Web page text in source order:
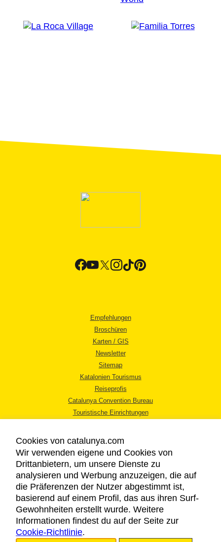
Empfehlungen
Broschüren
Karten / GIS
Newsletter
Sitemap
Katalonien Tourismus
Reiseprofis
Catalunya Convention Bureau
Touristische Einrichtungen
RECHTLICHER HINWEIS
DATENSCHUTZICHTLINIE
COOKIES
BARRIEREFREIHEIT
Cookies von catalunya.com
Wir verwenden eigene und Cookies von
Drittanbietern, um unsere Dienste zu
analysieren und Werbung anzuzeigen, die auf
die Präferenzen der Nutzer abgestimmt ist,
basierend auf einem Profil, das aus ihren Surf-
Gewohnheiten erstellt wurde. Weitere
Informationen findest du auf der Seite zur
Cookie-Richtlinie.